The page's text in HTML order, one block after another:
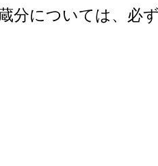
分については、必